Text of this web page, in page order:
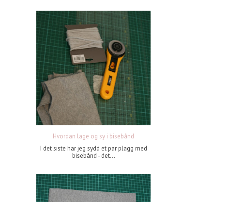
Hvordan lage og sy i bisebånd
I det siste har jeg sydd et par plagg med
bisebånd - det...